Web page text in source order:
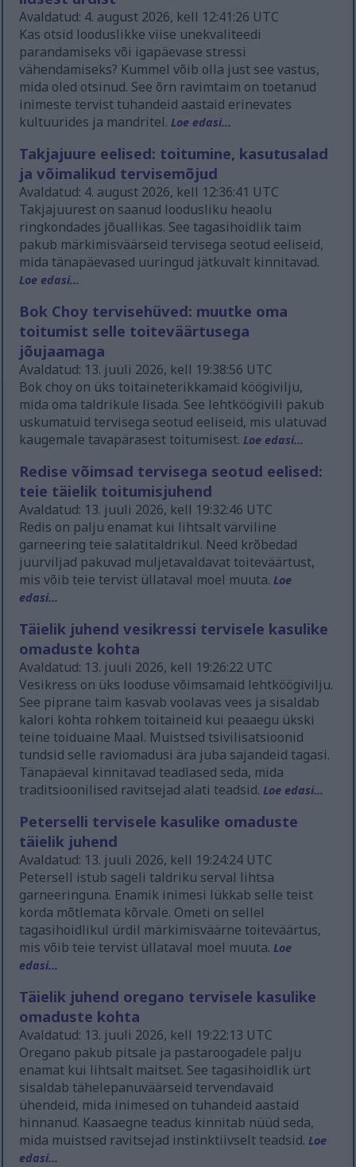
Avaldatud: 4. august 2026, kell 12:41:26 UTC
Kas otsid looduslikke viise unekvaliteedi
parandamiseks või igapäevase stressi
vähendamiseks? Kummel võib olla just see vastus,
mida oled otsinud. See õrn ravimtaim on toetanud
inimeste tervist tuhandeid aastaid erinevates
kultuurides ja mandritel.Loe edasi...
Takjajuure eelised: toitumine, kasutusalad
ja võimalikud tervisemõjud
Avaldatud: 4. august 2026, kell 12:36:41 UTC
Takjajuurest on saanud loodusliku heaolu
ringkondades jõuallikas. See tagasihoidlik taim
pakub märkimisväärseid tervisega seotud eeliseid,
mida tänapäevased uuringud jätkuvalt kinnitavad.
Loe edasi...
Bok Choy tervisehüved: muutke oma
toitumist selle toiteväärtusega
jõujaamaga
Avaldatud: 13. juuli 2026, kell 19:38:56 UTC
Bok choy on üks toitaineterikkamaid köögivilju,
mida oma taldrikule lisada. See lehtköögivili pakub
uskumatuid tervisega seotud eeliseid, mis ulatuvad
kaugemale tavapärasest toitumisest.Loe edasi...
Redise võimsad tervisega seotud eelised:
teie täielik toitumisjuhend
Avaldatud: 13. juuli 2026, kell 19:32:46 UTC
Redis on palju enamat kui lihtsalt värviline
garneering teie salatitaldrikul. Need krõbedad
juurviljad pakuvad muljetavaldavat toiteväärtust,
mis võib teie tervist üllataval moel muuta.Loe
edasi...
Täielik juhend vesikressi tervisele kasulike
omaduste kohta
Avaldatud: 13. juuli 2026, kell 19:26:22 UTC
Vesikress on üks looduse võimsamaid lehtköögivilju.
See piprane taim kasvab voolavas vees ja sisaldab
kalori kohta rohkem toitaineid kui peaaegu ükski
teine toiduaine Maal. Muistsed tsivilisatsioonid
tundsid selle raviomadusi ära juba sajandeid tagasi.
Tänapäeval kinnitavad teadlased seda, mida
traditsioonilised ravitsejad alati teadsid.Loe edasi...
Peterselli tervisele kasulike omaduste
täielik juhend
Avaldatud: 13. juuli 2026, kell 19:24:24 UTC
Petersell istub sageli taldriku serval lihtsa
garneeringuna. Enamik inimesi lükkab selle teist
korda mõtlemata kõrvale. Ometi on sellel
tagasihoidlikul ürdil märkimisväärne toiteväärtus,
mis võib teie tervist üllataval moel muuta.Loe
edasi...
Täielik juhend oregano tervisele kasulike
omaduste kohta
Avaldatud: 13. juuli 2026, kell 19:22:13 UTC
Oregano pakub pitsale ja pastaroogadele palju
enamat kui lihtsalt maitset. See tagasihoidlik ürt
sisaldab tähelepanuväärseid tervendavaid
ühendeid, mida inimesed on tuhandeid aastaid
hinnanud. Kaasaegne teadus kinnitab nüüd seda,
mida muistsed ravitsejad instinktiivselt teadsid.Loe
edasi...